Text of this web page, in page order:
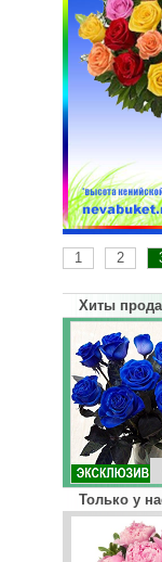
1 2
Хиты
Только у